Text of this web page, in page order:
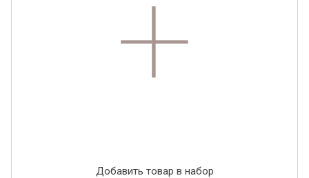
согласен на их обработку.
Добавить товар в набор